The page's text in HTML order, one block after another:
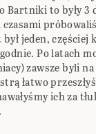
Bartniki to były 3
jeden, częściej
Po latach
zawsze byli
łatwo
ich za